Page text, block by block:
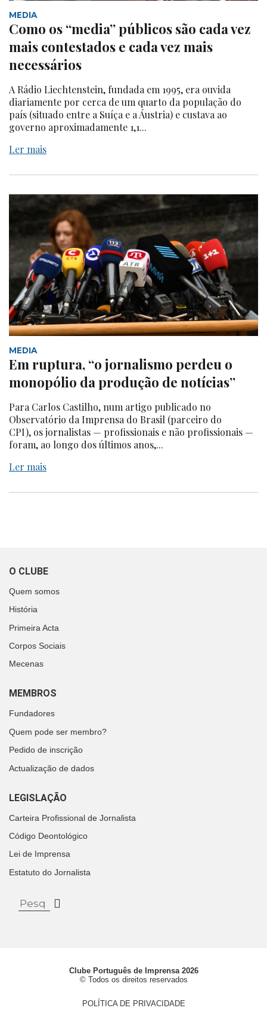
MEDIA
Como os “media” públicos são cada vez
mais contestados e cada vez mais
necessários
A Rádio Liechtenstein, fundada em 1995, era ouvida
diariamente por cerca de um quarto da população do
país (situado entre a Suíça e a Áustria) e custava ao
governo aproximadamente 1,1...
Ler mais
MEDIA
Em ruptura, “o jornalismo perdeu o
monopólio da produção de notícias”
Para Carlos Castilho, num artigo publicado no
Observatório da Imprensa do Brasil (parceiro do
CPI), os jornalistas — profissionais e não profissionais —
foram, ao longo dos últimos anos,...
Ler mais
O CLUBE
Quem somos
História
Primeira Acta
Corpos Sociais
Mecenas
MEMBROS
Fundadores
Quem pode ser membro?
Pedido de inscrição
Actualização de dados
LEGISLAÇÃO
Carteira Profissional de Jornalista
Código Deontológico
Lei de Imprensa
Estatuto do Jornalista
Clube Português de Imprensa 2026
© Todos os direitos reservados
POLÍTICA DE PRIVACIDADE